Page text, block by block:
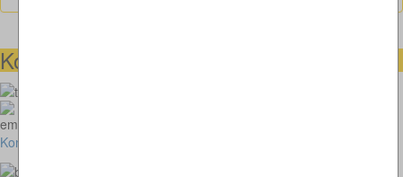
Kontaktmöglichkeiten
Kontakt